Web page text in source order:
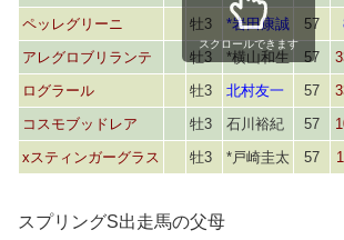
ペッレグリーニ
牡3 *岩田康誠 57
アレグロブリランテ
牡3 *横山和生 57
ログラール
牡3 北村友一 57
コスモブッドレア
牡3 石川裕紀 57
xスティンガーグラス
牡3 *戸崎圭太 57
スクロールできます
スプリングS出走馬の父母